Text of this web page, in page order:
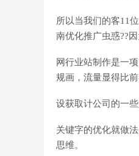
所以当我们的客11
南优化推广虫惑??
网行业站制作是一
规画，流量显得比前
设获取计公司的一
关键字的优化就做
思维。